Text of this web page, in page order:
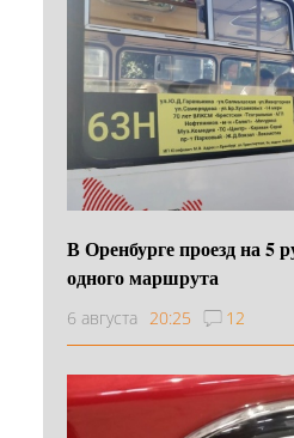
В Оренбурге проезд на 5
одного маршрута
6 августа 20:25 12